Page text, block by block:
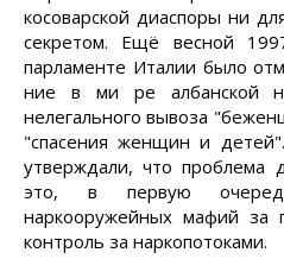
косоварской диаспоры ни
секретом. Ещё весной
парламенте Италии было
ние в ми ре албанской
нелегального вывоза
"спасения женщин и
утверждали, что проблема
это, в первую
наркооружейных мафий за
контроль за наркопотоками.